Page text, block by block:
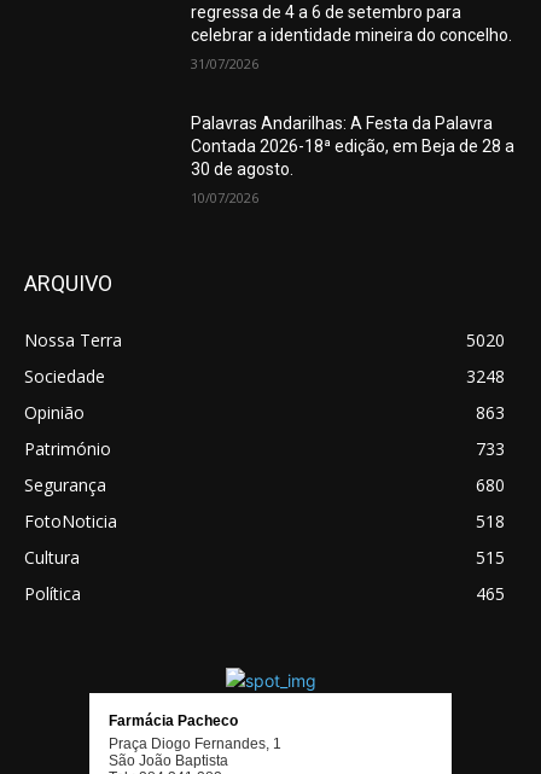
regressa de 4 a 6 de setembro para
celebrar a identidade mineira do concelho.
31/07/2026
Palavras Andarilhas: A Festa da Palavra
Contada 2026-18ª edição, em Beja de 28 a
30 de agosto.
10/07/2026
ARQUIVO
Nossa Terra
5020
Sociedade
3248
Opinião
863
Património
733
Segurança
680
FotoNoticia
518
Cultura
515
Política
465